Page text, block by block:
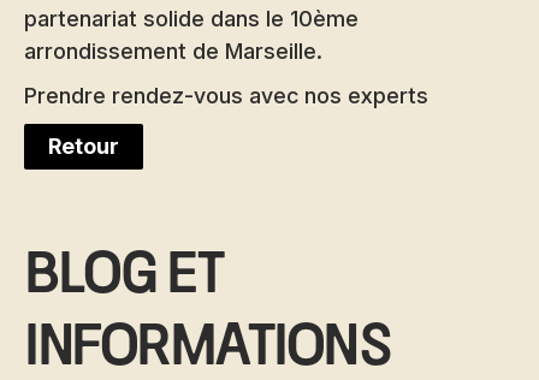
partenariat solide dans le 10ème
arrondissement de Marseille.
Prendre rendez-vous avec nos experts
Retour
Blog et
informations